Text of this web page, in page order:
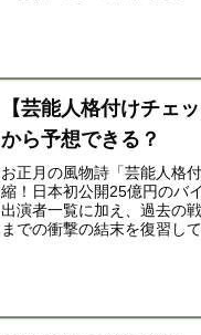
【芸能人格付けチェ
から予想できる？
お正月の風物詩「芸能人格
縮！日本初公開25億円のバ
出演者一覧に加え、過去の
までの衝撃の結末を復習し